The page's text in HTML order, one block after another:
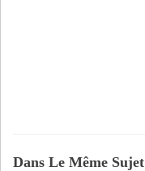
Dans Le Même Sujet